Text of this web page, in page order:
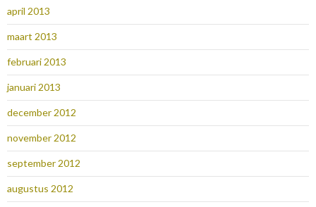
april 2013
maart 2013
februari 2013
januari 2013
december 2012
november 2012
september 2012
augustus 2012